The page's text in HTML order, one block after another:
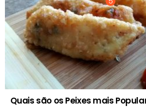
Quais são os Peixes mais